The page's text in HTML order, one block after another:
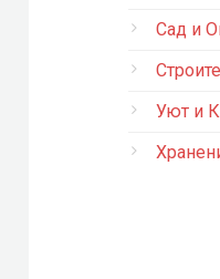
Сад и
Уют и